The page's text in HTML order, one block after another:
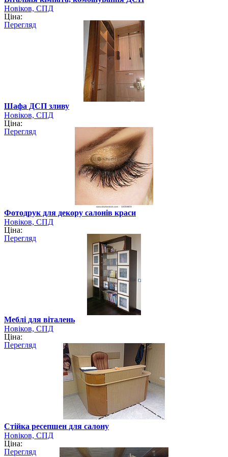
Новіков, СПД
Ціна:
Перегляд
Шафа ДСП зливу
Новіков, СПД
Ціна:
Перегляд
Фотодрук для декору салонів краси
Новіков, СПД
Ціна:
Перегляд
Меблі для віталень
Новіков, СПД
Ціна:
Перегляд
Стійка ресепшен для салону
Новіков, СПД
Ціна:
Перегляд